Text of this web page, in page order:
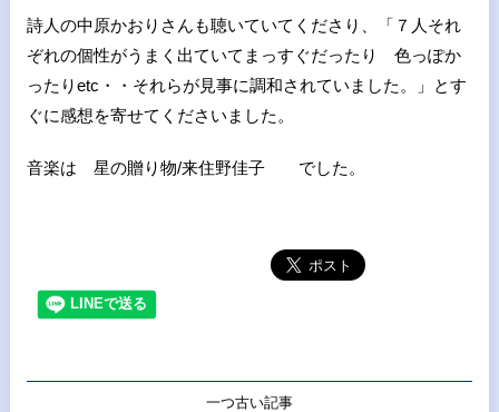
詩人の中原かおりさんも聴いていてくださり、「７人それ
ぞれの個性がうまく出ていてまっすぐだったり 色っぽか
ったりetc・・それらが見事に調和されていました。」とす
ぐに感想を寄せてくださいました。
音楽は 星の贈り物/来住野佳子 でした。
一つ古い記事